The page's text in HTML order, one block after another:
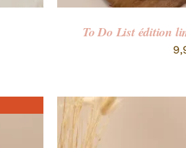
To Do List édition